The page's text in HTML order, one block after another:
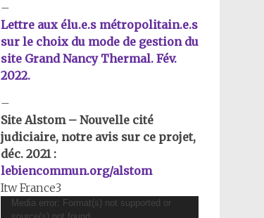
–
Lettre aux élu.e.s métropolitain.e.s
sur le choix du mode de gestion du
site Grand Nancy Thermal. Fév.
2022.
–
Site Alstom – Nouvelle cité
judiciaire, notre avis sur ce projet,
déc. 2021 :
lebiencommun.org/alstom
Itw France3
Lecteur
Media error: Format(s) not supported or